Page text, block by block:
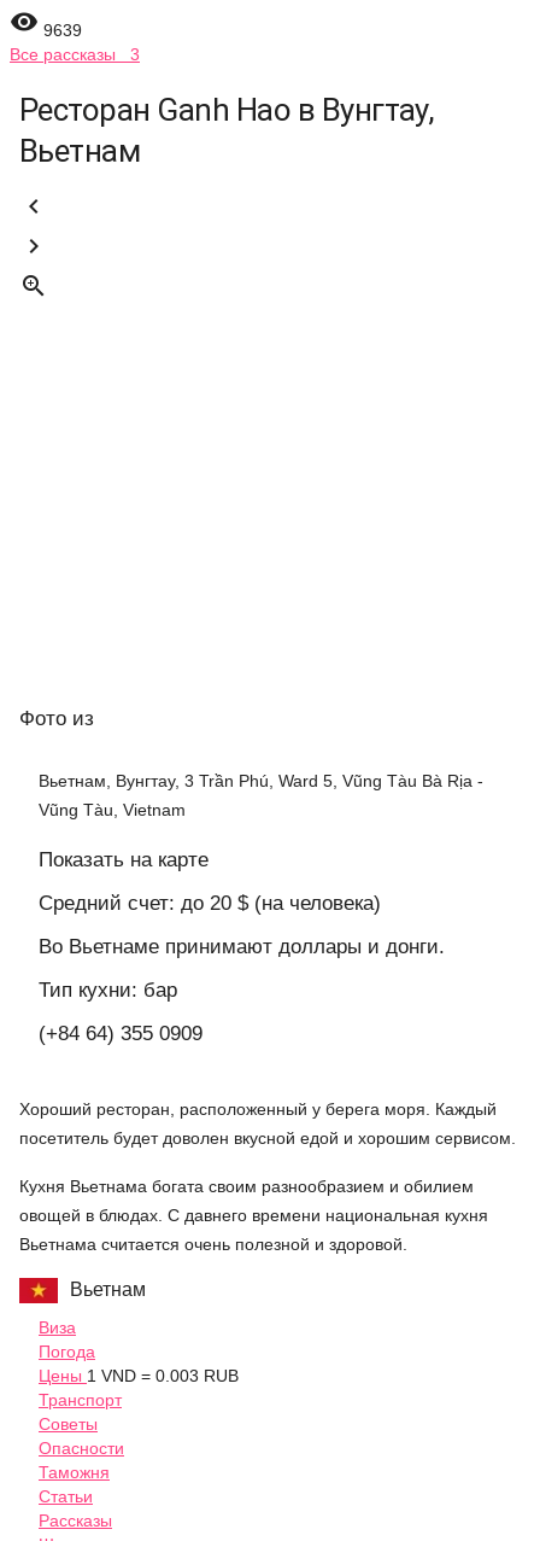
 9639
Все рассказы 3
Ресторан Ganh Hao в Вунгтау,
Вьетнам



Фото из
Вьетнам, Вунгтау, 3 Trần Phú, Ward 5, Vũng Tàu Bà Rịa -
Vũng Tàu, Vietnam
Показать на карте
Средний счет: до 20 $ (на человека)
Во Вьетнаме принимают доллары и донги.
Тип кухни: бар
(+84 64) 355 0909
Хороший ресторан, расположенный у берега моря. Каждый
посетитель будет доволен вкусной едой и хорошим сервисом.
Кухня Вьетнама богата своим разнообразием и обилием
овощей в блюдах. С давнего времени национальная кухня
Вьетнама считается очень полезной и здоровой.
Вьетнам
Виза
Погода
Цены 1 VND = 0.003 RUB
Транспорт
Советы
Опасности
Таможня
Статьи
Рассказы